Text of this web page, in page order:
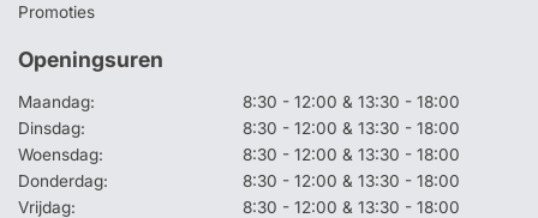
Promoties
Openingsuren
Maandag:
8:30 - 12:00 & 13:30 - 18:00
Dinsdag:
8:30 - 12:00 & 13:30 - 18:00
Woensdag:
8:30 - 12:00 & 13:30 - 18:00
Donderdag:
8:30 - 12:00 & 13:30 - 18:00
Vrijdag:
8:30 - 12:00 & 13:30 - 18:00